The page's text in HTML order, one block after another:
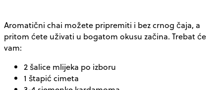
Aromatični chai možete pripremiti i bez crnog čaja, a
pritom ćete uživati u bogatom okusu začina. Trebat će
vam:
2 šalice mlijeka po izboru
1 štapić cimeta